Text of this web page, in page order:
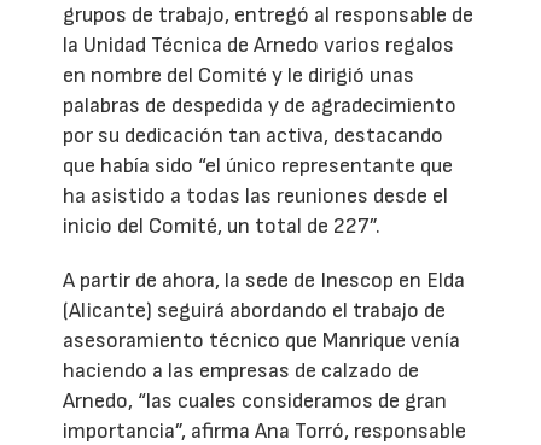
grupos de trabajo, entregó al responsable de
la Unidad Técnica de Arnedo varios regalos
en nombre del Comité y le dirigió unas
palabras de despedida y de agradecimiento
por su dedicación tan activa, destacando
que había sido “el único representante que
ha asistido a todas las reuniones desde el
inicio del Comité, un total de 227”.
A partir de ahora, la sede de Inescop en Elda
(Alicante) seguirá abordando el trabajo de
asesoramiento técnico que Manrique venía
haciendo a las empresas de calzado de
Arnedo, “las cuales consideramos de gran
importancia”, afirma Ana Torró, responsable